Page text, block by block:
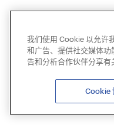
我们使用 Cookie 以允许
和广告、提供社交媒体
告和分析合作伙伴分享有
Cookie